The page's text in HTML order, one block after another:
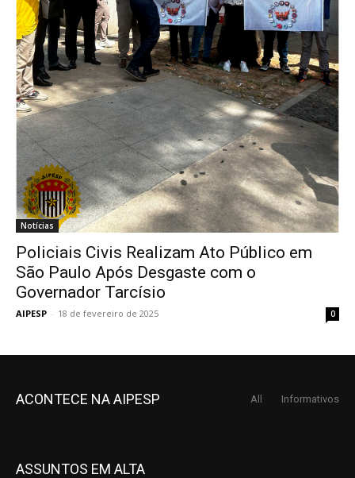
Notícias
Policiais Civis Realizam Ato Público em
São Paulo Após Desgaste com o
Governador Tarcísio
AIPESP - 18 de fevereiro de 2025 0
ACONTECE NA AIPESP All Informativos
ASSUNTOS EM ALTA